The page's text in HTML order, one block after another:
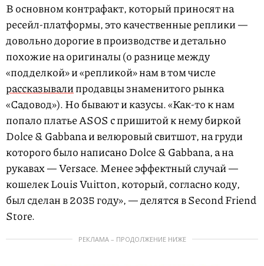
В основном контрафакт, который приносят на
ресейл-платформы, это качественные реплики —
довольно дорогие в производстве и детально
похожие на оригиналы (о разнице между
«подделкой» и «репликой» нам в том числе
рассказывалипродавцы знаменитого рынка
«Садовод»). Но бывают и казусы. «Как-то к нам
попало платье ASOS с пришитой к нему биркой
Dolce & Gabbana и велюровый свитшот, на груди
которого было написано Dolce & Gabbana, а на
рукавах — Versace. Менее эффектный случай —
кошелек Louis Vuitton, который, согласно коду,
был сделан в 2035 году», — делятся в Second Friend
Store.
РЕКЛАМА – ПРОДОЛЖЕНИЕ НИЖЕ